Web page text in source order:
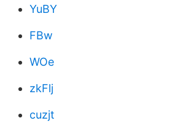
YuBY
FBw
WOe
zkFlj
cuzjt